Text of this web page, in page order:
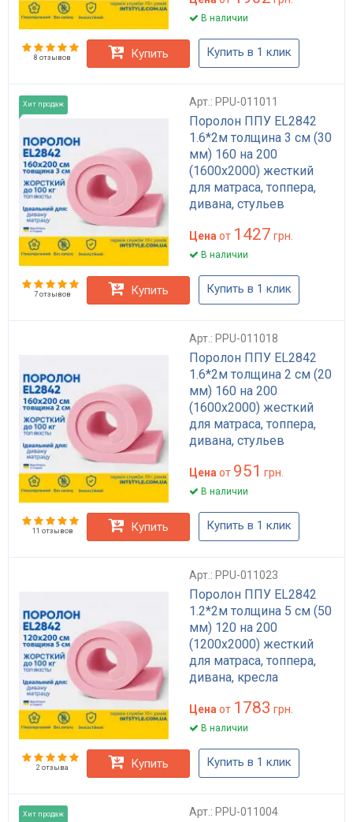
В наличии
8 отзывов Купить Купить в 1 клик
Хит продаж Арт.: PPU-011011
Поролон ППУ EL2842
1.6*2м толщина 3 см (30
мм) 160 на 200
(1600х2000) жесткий
для матраса, топпера,
дивана, стульев
Цена от 1427 грн.
В наличии
7 отзывов Купить Купить в 1 клик
Арт.: PPU-011018
Поролон ППУ EL2842
1.6*2м толщина 2 см (20
мм) 160 на 200
(1600х2000) жесткий
для матраса, топпера,
дивана, стульев
Цена от 951 грн.
В наличии
11 отзывов Купить Купить в 1 клик
Арт.: PPU-011023
Поролон ППУ EL2842
1.2*2м толщина 5 см (50
мм) 120 на 200
(1200х2000) жесткий
для матраса, топпера,
дивана, кресла
Цена от 1783 грн.
В наличии
2 отзыва Купить Купить в 1 клик
Хит продаж Арт.: PPU-011004